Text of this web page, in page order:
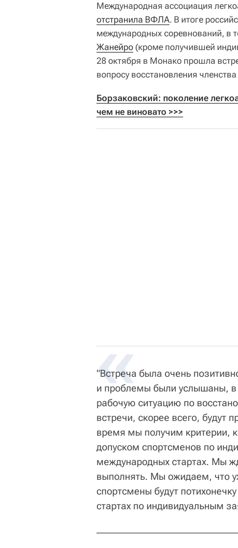
Международная ассоциация
отстранила ВФЛА. В итоге
международных соревнований, в
Жанейро (кроме получившей
28 октября в Монако прошла
вопросу восстановления
Борзаковский: поколение
чем не виновато >>>
"Встреча была очень
и проблемы были услышаны,
рабочую ситуацию по
встречи, скорее всего, будут
время мы получим критерии,
допуском спортсменов по
международных стартах. Мы
выполнять. Мы ожидаем, что
спортсмены будут
стартах по индивидуальным